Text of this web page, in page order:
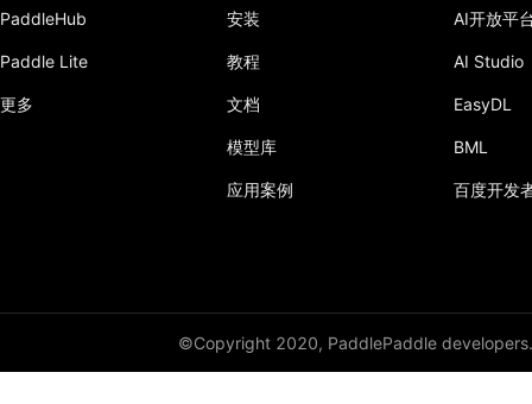
PaddleHub
Paddle Lite
更多
安装
教程
文档
模型库
应用案例
AI开放平
AI Studio
EasyDL
BML
百度开发
©Copyright 2020, PaddlePaddle developers.